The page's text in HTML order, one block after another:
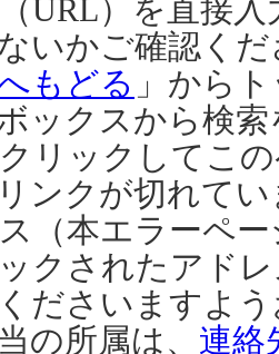
URL）を直接
いかご確認く
もどる 」から
ックスから検
リックしてこ
ンクが切れて
（本エラーペ
クされたアド
ださいますよ
の所属は、 連絡